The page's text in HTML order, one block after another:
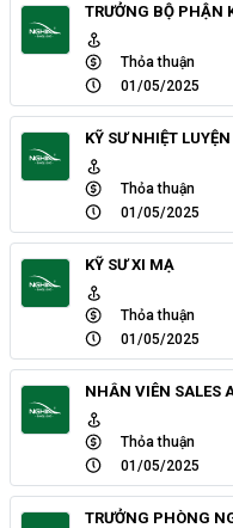
TRƯỞNG BỘ PHẬN
Thỏa thuận
01/05/2025
KỸ SƯ NHIỆT LUYỆN
Thỏa thuận
01/05/2025
KỸ SƯ XI MẠ
Thỏa thuận
01/05/2025
NHÂN VIÊN SALES
Thỏa thuận
01/05/2025
TRƯỞNG PHÒNG